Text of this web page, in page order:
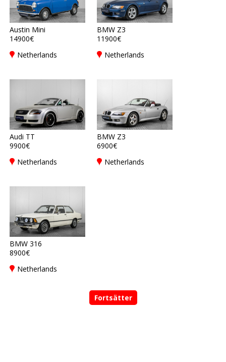
Austin Mini
14900€
Netherlands
BMW Z3
11900€
Netherlands
Audi TT
9900€
Netherlands
BMW Z3
6900€
Netherlands
BMW 316
8900€
Netherlands
Fortsätter